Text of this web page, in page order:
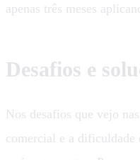
apenas três meses
Desafios e
Nos desafios que vejo
comercial e a dificuldade